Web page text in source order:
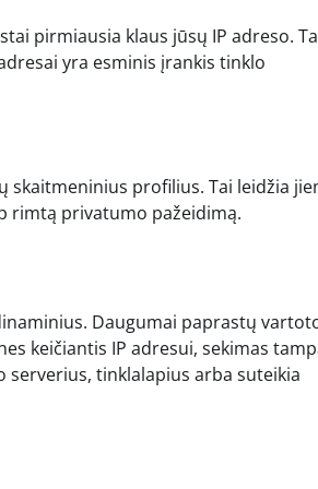
pirmiausia klaus jūsų IP adreso.
yra esminis įrankis tinklo
skaitmeninius profilius. Tai leidžia
rimtą privatumo pažeidimą.
Daugumai paprastų
keičiantis IP adresui, sekimas
serverius, tinklalapius arba suteikia